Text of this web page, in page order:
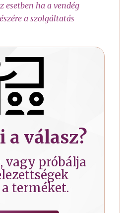
esetben ha a vendég
a szolgáltatás
a válasz?
vagy próbálja
terméket.